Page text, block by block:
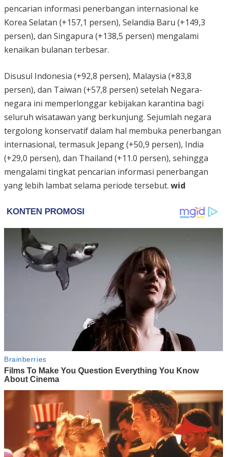
pencarian informasi penerbangan internasional ke
Korea Selatan (+157,1 persen), Selandia Baru (+149,3
persen), dan Singapura (+138,5 persen) mengalami
kenaikan bulanan terbesar.
Disusul Indonesia (+92,8 persen), Malaysia (+83,8
persen), dan Taiwan (+57,8 persen) setelah Negara-
negara ini memperlonggar kebijakan karantina bagi
seluruh wisatawan yang berkunjung. Sejumlah negara
tergolong konservatif dalam hal membuka penerbangan
internasional, termasuk Jepang (+50,9 persen), India
(+29,0 persen), dan Thailand (+11.0 persen), sehingga
mengalami tingkat pencarian informasi penerbangan
yang lebih lambat selama periode tersebut. wid